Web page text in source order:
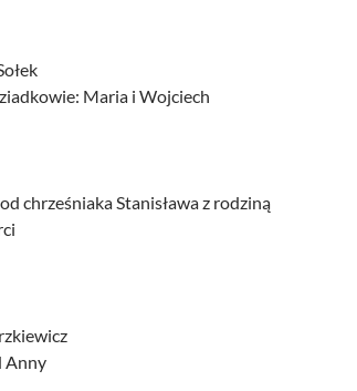
Maria i Wojciech
chrześniaka Stanisława z rodziną
Anny